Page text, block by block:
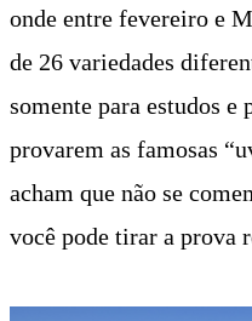
onde entre fevereiro e
de 26 variedades
somente para estudos e
provarem as famosas
acham que não se
você pode tirar a prova